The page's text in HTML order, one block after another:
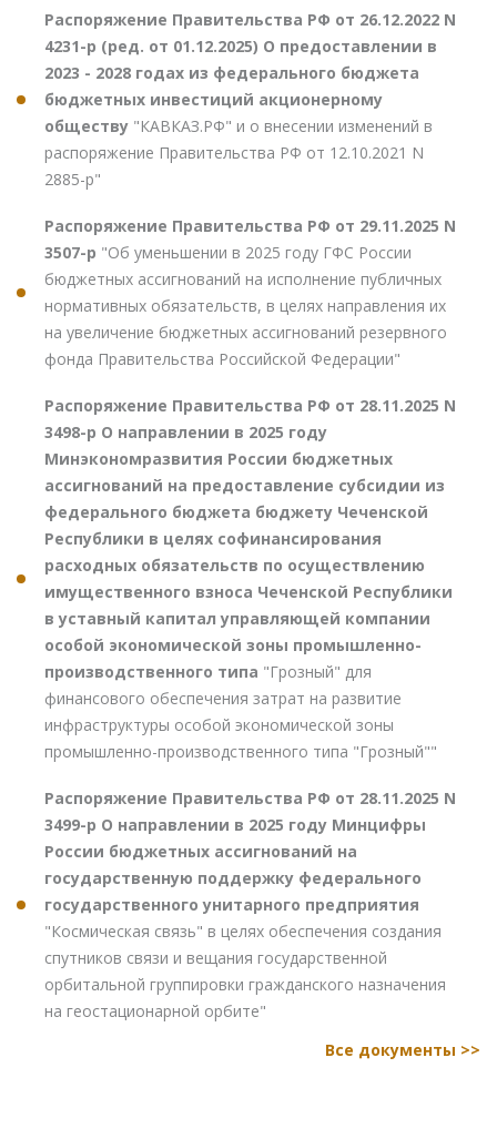
Распоряжение Правительства РФ от 26.12.2022 N
4231-р (ред. от 01.12.2025) О предоставлении в
2023 - 2028 годах из федерального бюджета
бюджетных инвестиций акционерному
обществу "КАВКАЗ.РФ" и о внесении изменений в
распоряжение Правительства РФ от 12.10.2021 N
2885-р"
Распоряжение Правительства РФ от 29.11.2025 N
3507-р "Об уменьшении в 2025 году ГФС России
бюджетных ассигнований на исполнение публичных
нормативных обязательств, в целях направления их
на увеличение бюджетных ассигнований резервного
фонда Правительства Российской Федерации"
Распоряжение Правительства РФ от 28.11.2025 N
3498-р О направлении в 2025 году
Минэкономразвития России бюджетных
ассигнований на предоставление субсидии из
федерального бюджета бюджету Чеченской
Республики в целях софинансирования
расходных обязательств по осуществлению
имущественного взноса Чеченской Республики
в уставный капитал управляющей компании
особой экономической зоны промышленно-
производственного типа "Грозный" для
финансового обеспечения затрат на развитие
инфраструктуры особой экономической зоны
промышленно-производственного типа "Грозный""
Распоряжение Правительства РФ от 28.11.2025 N
3499-р О направлении в 2025 году Минцифры
России бюджетных ассигнований на
государственную поддержку федерального
государственного унитарного предприятия
"Космическая связь" в целях обеспечения создания
спутников связи и вещания государственной
орбитальной группировки гражданского назначения
на геостационарной орбите"
Все документы >>